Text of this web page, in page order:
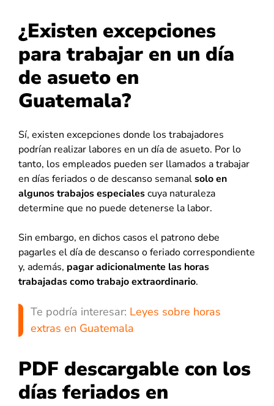
¿Existen excepciones
para trabajar en un día
de asueto en
Guatemala?
Sí, existen excepciones donde los trabajadores
podrían realizar labores en un día de asueto. Por lo
tanto, los empleados pueden ser llamados a trabajar
en días feriados o de descanso semanalsolo en
algunos trabajos especialescuya naturaleza
determine que no puede detenerse la labor.
Sin embargo, en dichos casos el patrono debe
pagarles el día de descanso o feriado correspondiente
y, además, pagar adicionalmente las horas
trabajadas como trabajo extraordinario.
Te podría interesar: Leyes sobre horas
extras en Guatemala
PDF descargable con los
días feriados en